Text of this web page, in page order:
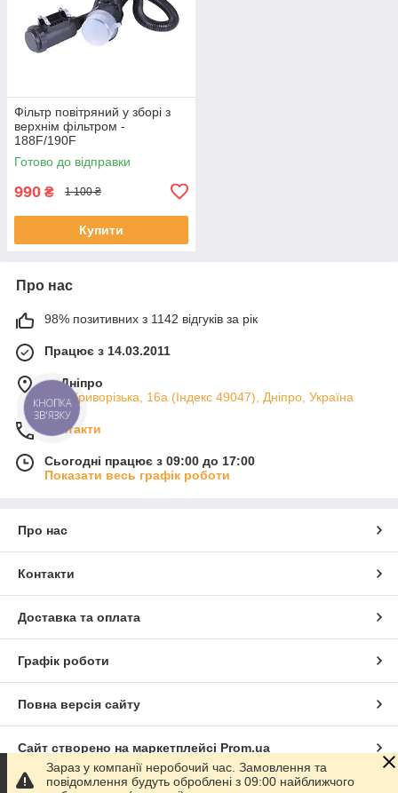
Фільтр повітряний у зборі з
верхнім фільтром -
188F/190F
Готово до відправки
990 ₴ 1 100 ₴
Купити
Про нас
98% позитивних з 1142 відгуків за рік
Працює з 14.03.2011
м. Дніпро
вул. Криворізька, 16а (Індекс 49047), Дніпро, Україна
Контакти
Сьогодні працює з 09:00 до 17:00
Показати весь графік роботи
Про нас
Контакти
Доставка та оплата
Графік роботи
Повна версія сайту
Сайт створено на маркетплейсі Prom.ua
Зараз у компанії неробочий час. Замовлення та
повідомлення будуть оброблені з 09:00 найближчого
КНОПКА
ЗВ'ЯЗКУ